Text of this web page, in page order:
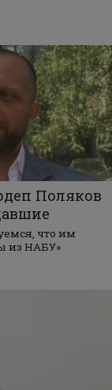
Поляков
что им
из НАБУ»